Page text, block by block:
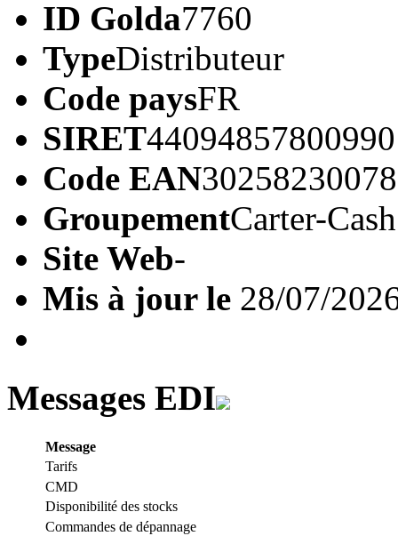
ID Golda7760
TypeDistributeur
Code paysFR
SIRET44094857800990
Code EAN
GroupementCarter-Cash
Site Web-
Mis à jour le 28/07/
Messages EDI
Message
Tarifs
CMD
Disponibilité des stocks
Commandes de dépannage